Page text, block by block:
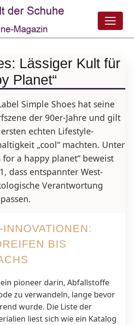
Lässiger Kult für
Planet“
Simple Shoes hat seine
der 90er-Jahre und gilt
echten Lifestyle-
„cool“ machten. Unter
for a happy planet“ beweist
dass entspannter West-
Verantwortung
BIS
pioneer darin, Abfallstoffe
zu verwandeln, lange bevor
wurde. Die Liste der
liest sich wie ein Katalog